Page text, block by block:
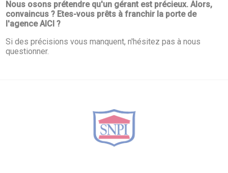
Nous osons prétendre qu'un gérant est précieux. Alors,
convaincus ? Etes-vous prêts à franchir la porte de
l'agence AICI ?
Si des précisions vous manquent, n'hésitez pas à nous
questionner.